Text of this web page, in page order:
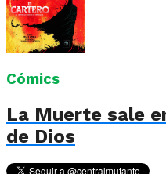
Cómics
La Muerte sale
de Dios